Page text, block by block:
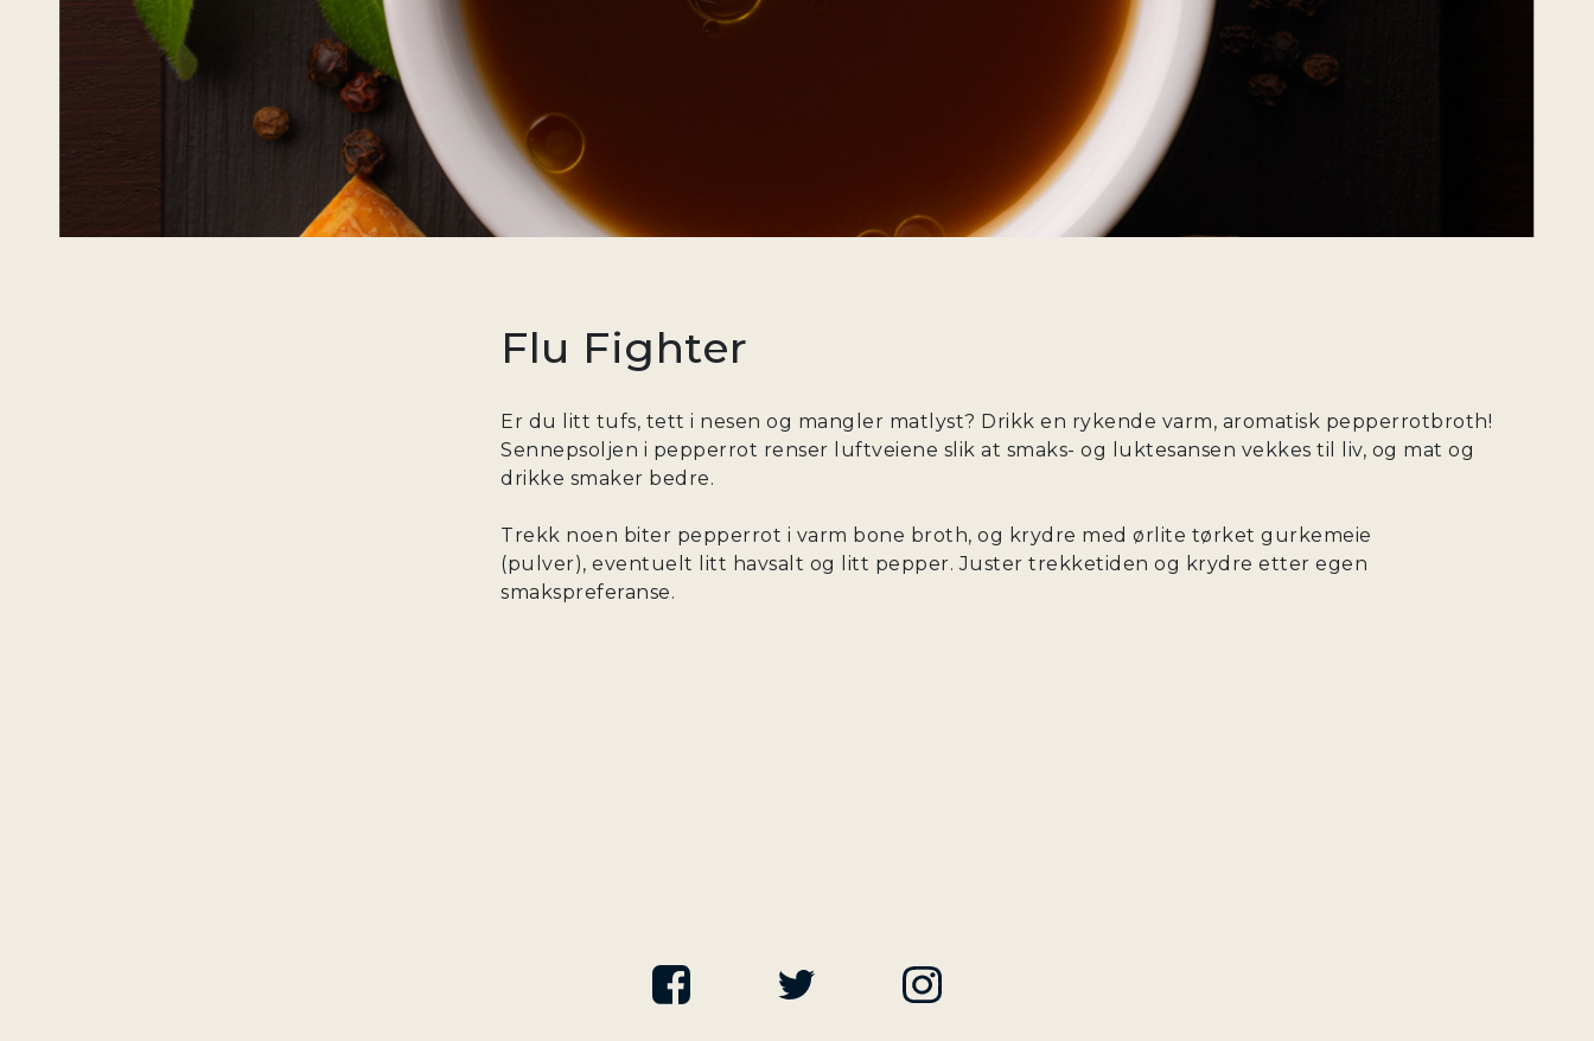
Flu Fighter
Er du litt tufs, tett i nesen og mangler matlyst? Drikk en rykende varm, aromatisk pepperrotbroth!
Sennepsoljen i pepperrot renser luftveiene slik at smaks- og luktesansen vekkes til liv, og mat og
drikke smaker bedre.
Trekk noen biter pepperrot i varm bone broth, og krydre med ørlite tørket gurkemeie
(pulver), eventuelt litt havsalt og litt pepper. Juster trekketiden og krydre etter egen
smakspreferanse.